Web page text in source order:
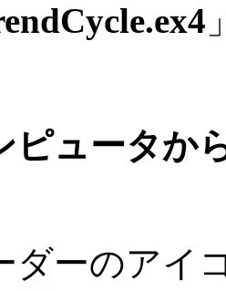
ピュータか
ダーのアイ